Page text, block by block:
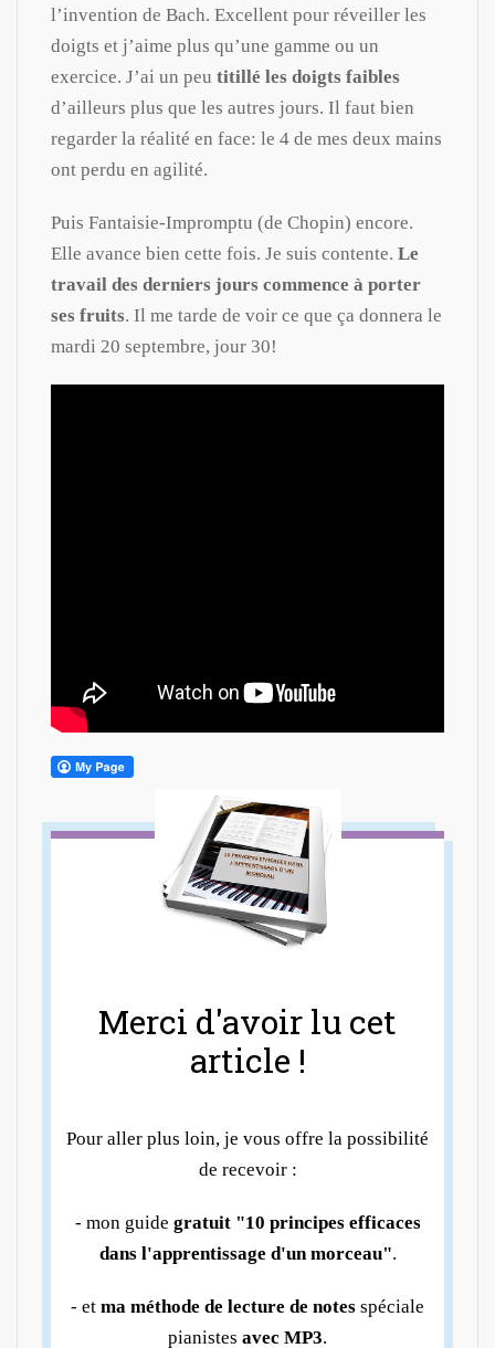
l’invention de Bach. Excellent pour réveiller les
doigts et j’aime plus qu’une gamme ou un
exercice. J’ai un peu titillé les doigts faibles
d’ailleurs plus que les autres jours. Il faut bien
regarder la réalité en face: le 4 de mes deux mains
ont perdu en agilité.
Puis Fantaisie-Impromptu (de Chopin) encore.
Elle avance bien cette fois. Je suis contente. Le
travail des derniers jours commence à porter
ses fruits. Il me tarde de voir ce que ça donnera le
mardi 20 septembre, jour 30!
Merci d'avoir lu cet
article !
Pour aller plus loin, je vous offre la possibilité
de recevoir :
- mon guide gratuit "10 principes efficaces
dans l'apprentissage d'un morceau".
- et ma méthode de lecture de notes spéciale
pianistes avec MP3.